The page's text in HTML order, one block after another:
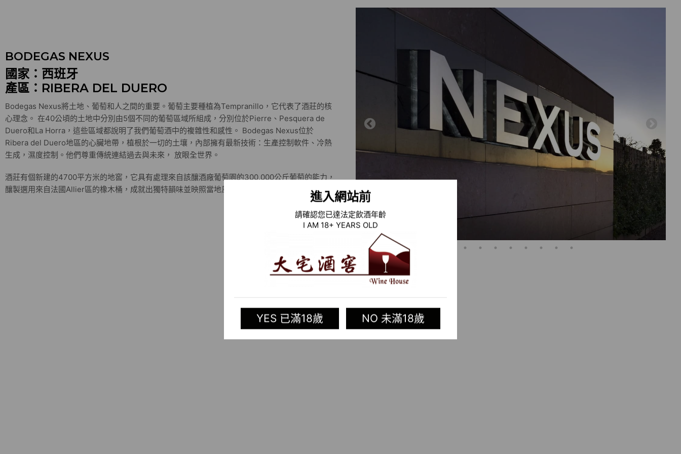
進入網站前
請確認您已達法定飲酒年齡
I AM 18+ YEARS OLD
YES 已滿18歲 NO 未滿18歲
BODEGAS NEXUS
國家：西班牙
產區：RIBERA DEL DUERO
Bodegas Nexus將土地、葡萄和人之間的重要。葡萄主要種植為Tempranillo，它代表了酒莊的核
心理念。 在40公頃的土地中分別由5個不同的葡萄區域所組成，分別位於Pierre、Pesquera de
Duero和La Horra，這些區域都說明了我們葡萄酒中的複雜性和感性。 Bodegas Nexus位於
Ribera del Duero地區的心臟地帶，植根於一切的土壤，內部擁有最新技術：生產控制軟件、冷熱
生成，濕度控制。他們尊重傳統連結過去與未來， 放眼全世界。
酒莊有個新建的4700平方米的地窖，它具有處理來自該釀酒廠葡萄園的300,000公斤葡萄的能力，
釀製選用來自法國Allier區的橡木桶，成就出獨特韻味並映照當地風土氣息的佳釀。